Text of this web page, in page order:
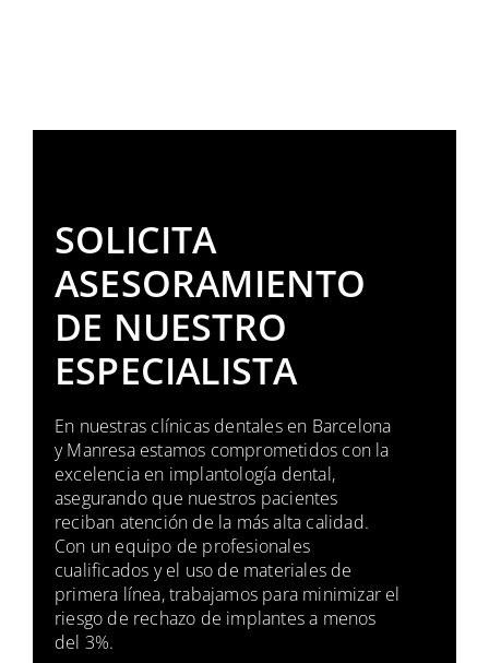
SOLICITA
ASESORAMIENTO
DE NUESTRO
ESPECIALISTA
En nuestras clínicas dentales en Barcelona
y Manresa estamos comprometidos con la
excelencia en implantología dental,
asegurando que nuestros pacientes
reciban atención de la más alta calidad.
Con un equipo de profesionales
cualificados y el uso de materiales de
primera línea, trabajamos para minimizar el
riesgo de rechazo de implantes a menos
del 3%.